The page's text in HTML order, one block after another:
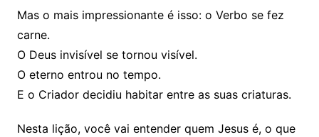
Mas o mais impressionante é isso: o Verbo se fez
carne.
O Deus invisível se tornou visível.
O eterno entrou no tempo.
E o Criador decidiu habitar entre as suas criaturas.
Nesta lição, você vai entender quem Jesus é, o que